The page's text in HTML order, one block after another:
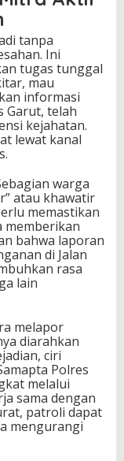
tanpa
Ini
tugas tunggal
mau
informasi
Garut, telah
kejahatan.
lewat kanal
warga
atau khawatir
memastikan
memberikan
bahwa laporan
di Jalan
rasa
lain
melapor
diarahkan
ciri
Polres
melalui
sama dengan
patroli dapat
mengurangi